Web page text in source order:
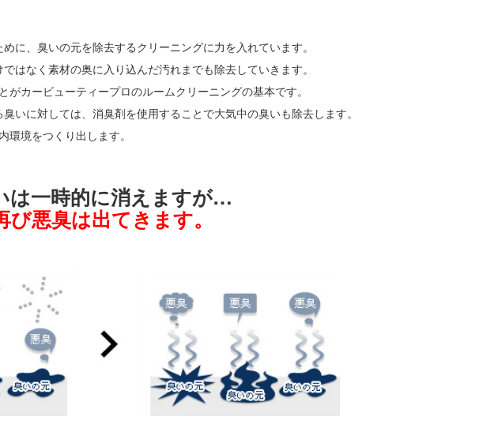
に、臭いの元を除去するクリーニングに力を入れています。
はなく素材の奥に入り込んだ汚れまでも除去していきます。
カービューティープロのルームクリーニングの基本です。
いに対しては、消臭剤を使用することで大気中の臭いも除去します。
境をつくり出します。
は一時的に消えますが…
び悪臭は出てきます。